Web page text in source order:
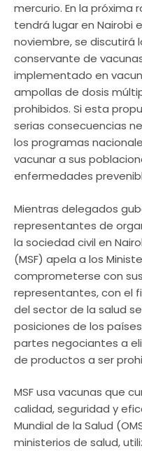
mercurio. En la próxima
tendrá lugar en Nairobi
noviembre, se discutirá
conservante de
implementado en
ampollas de dosis
prohibidos. Si esta
serias consecuencias
los programas
vacunar a sus
enfermedades
Mientras delegados
representantes de
la sociedad civil en
(MSF) apela a los
comprometerse con
representantes, con el
del sector de la salud
posiciones de los
partes negociantes a
de productos a ser
MSF usa vacunas que
calidad, seguridad y
Mundial de la Salud
ministerios de salud,